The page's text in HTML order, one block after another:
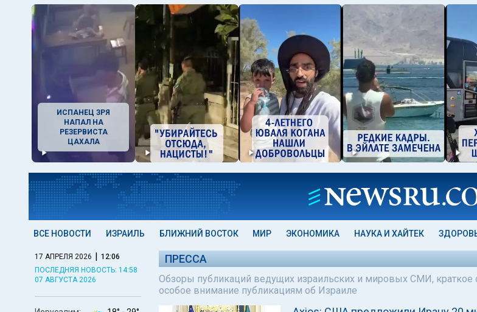
ИСПАНЕЦ ЗРЯ
НАПАЛ НА
РЕЗЕРВИСТА
ЦАХАЛА
ВСЕ НОВОСТИ ИЗРАИЛЬ БЛИЖНИЙ ВОСТОК МИР ЭКОНОМИКА НАУКА И ХАЙТЕК
17 АПРЕЛЯ 2026 | 12:06
ПОСЛЕДНЯЯ НОВОСТЬ: 14:58
07 АВГУСТА 2026
ПРЕССА
Обзоры публикаций ведущих израильских и мировых СМИ, краткое
особое внимание публикациям об Израиле